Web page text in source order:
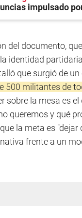
impulsado
del documento,
identidad
que surgió de
500 militantes de
sobre la mesa es
queremos y qué
la meta es
frente a un